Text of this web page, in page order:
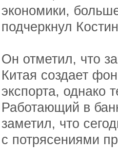
экономики,
подчеркнул
Он отметил, что
Китая создает
экспорта, однако
Работающий в
заметил, что
с потрясениями